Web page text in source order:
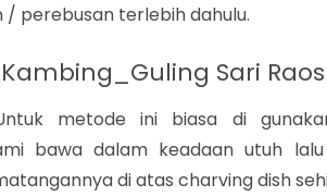
/ perebusan terlebih dahulu.
Sari Raos
metode ini biasa di
bawa dalam keadaan utuh
di atas charving dish